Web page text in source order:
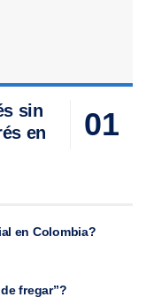
sin
en
en Colombia?
fregar”?